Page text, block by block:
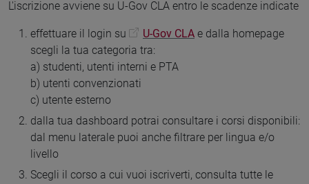
L'iscrizione avviene su U-Gov CLA entro le scadenze indicate
effettuare il login su U-Gov CLA e dalla homepage
scegli la tua categoria tra:
a) studenti, utenti interni e PTA
b) utenti convenzionati
c) utente esterno
dalla tua dashboard potrai consultare i corsi disponibili:
dal menu laterale puoi anche filtrare per lingua e/o
livello
Scegli il corso a cui vuoi iscriverti, consulta tutte le